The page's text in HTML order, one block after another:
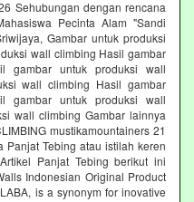
Sehubungan dengan rencana
Pecinta Alam "Sandi
Gambar untuk produksi
wall climbing Hasil gambar
gambar untuk produksi wall
wall climbing Hasil gambar
gambar untuk produksi wall
wall climbing Gambar lainnya
mustikamountainers 21
Tebing atau istilah keren
Panjat Tebing berikut ini
Indonesian Original Product
is a synonym for inovative